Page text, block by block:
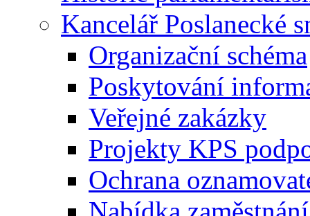
Kancelář Poslanecké
Organizační schéma
Poskytování
Veřejné zakázky
Projekty KPS
Ochrana